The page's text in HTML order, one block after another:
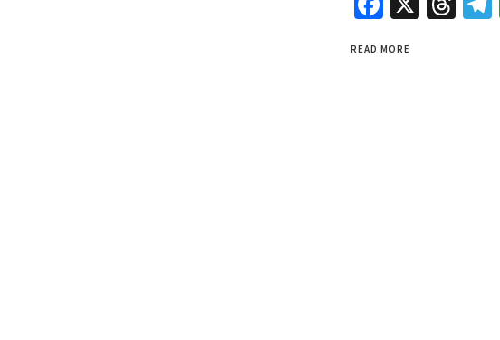
READ MORE